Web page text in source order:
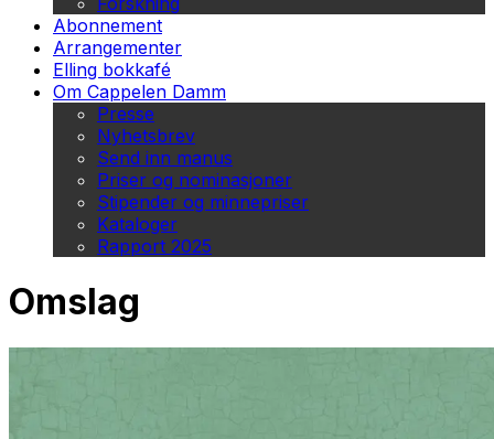
Abonnement
Arrangementer
Elling bokkafé
Om Cappelen Damm
Presse
Nyhetsbrev
Send inn manus
Priser og nominasjoner
Stipender og minnepriser
Kataloger
Rapport 2025
Omslag